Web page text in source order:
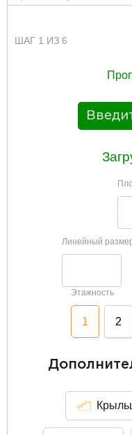
ШАГ 1 ИЗ 6
Линейный
Этажность
1 2